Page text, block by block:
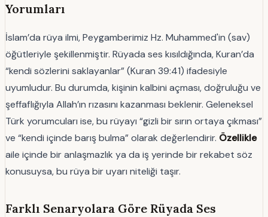
Yorumları
İslam’da rüya ilmi, Peygamberimiz Hz. Muhammed'in (sav)
öğütleriyle şekillenmiştir. Rüyada ses kısıldığında, Kuran’da
“kendi sözlerini saklayanlar” (Kuran 39:41) ifadesiyle
uyumludur. Bu durumda, kişinin kalbini açması, doğruluğu ve
şeffaflığıyla Allah’ın rızasını kazanması beklenir. Geleneksel
Türk yorumcuları ise, bu rüyayı “gizli bir sırın ortaya çıkması”
ve “kendi içinde barış bulma” olarak değerlendirir. Özellikle
aile içinde bir anlaşmazlık ya da iş yerinde bir rekabet söz
konusuysa, bu rüya bir uyarı niteliği taşır.
Farklı Senaryolara Göre Rüyada Ses